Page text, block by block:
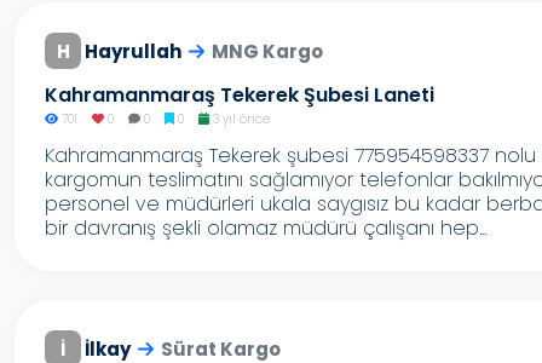
H Hayrullah MNG Kargo
Kahramanmaraş Tekerek Şubesi Laneti
701 0 0 0 3 yıl önce
Kahramanmaraş Tekerek şubesi 775954598337 nolu
kargomun teslimatını sağlamıyor telefonlar
personel ve müdürleri ukala saygısız bu kadar
bir davranış şekli olamaz müdürü çalışanı hep...
İ İlkay Sürat Kargo